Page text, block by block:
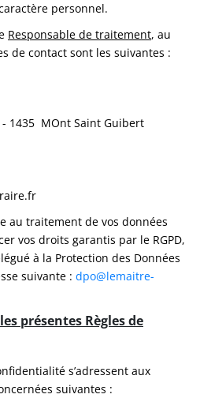
personnel.
Responsable de traitement, au
de contact sont les suivantes :
- 1435 MOnt Saint Guibert
au traitement de vos données
vos droits garantis par le RGPD,
à la Protection des Données
suivante : dpo@lemaitre-
présentes Règles de
s’adressent aux
suivantes :